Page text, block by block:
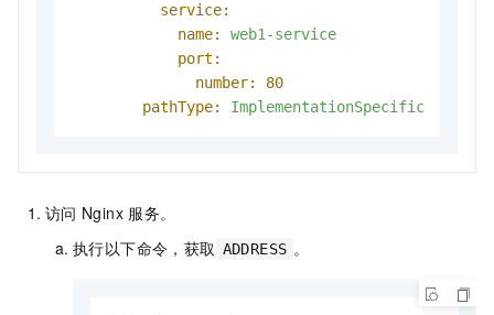
service:
name:
web1-service
port:
number:
80
pathType:
ImplementationSpecific
访问 Nginx 服务。
执行以下命令，获取 ADDRESS 。